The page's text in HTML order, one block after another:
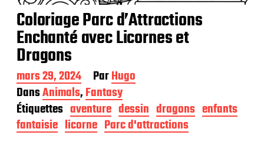
Coloriage Parc d’Attractions
Enchanté avec Licornes et
Dragons
D
a
t
e
d
e
mars 29, 2024 ParHugo
DansAnimals,Fantasy
Étiquettes aventure dessin dragons enfants
fantaisie licorne Parc d'attractions